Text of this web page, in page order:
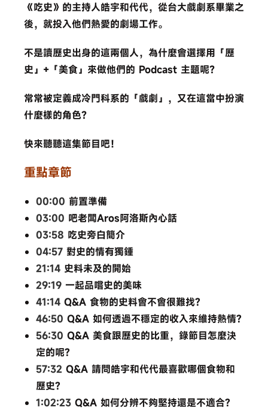
《吃史》的主持人皓宇和代代，從台大戲劇系畢業之
後，就投入他們熱愛的劇場工作。
不是讀歷史出身的這兩個人，為什麼會選擇用「歷
史」+「美食」來做他們的 Podcast 主題呢？
常常被定義成冷門科系的「戲劇」，又在這當中扮演
什麼樣的角色？
快來聽聽這集節目吧！
重點章節
00:00 ​ 前置準備
03:00 ​ 吧老闆Aros阿洛斯內心話
03:58 ​ 吃史旁白簡介
04:57 ​ 對史的情有獨鍾
21:14 ​ 史料未及的開始
29:19 ​ 一起品嚐史的美味
41:14 ​ Q&A 食物的史料會不會很難找?
46:50 ​ Q&A 如何透過不穩定的收入來維持熱情?
56:30 ​ Q&A 美食跟歷史的比重，錄節目怎麼決
定的呢?
57:32 ​ Q&A 請問皓宇和代代最喜歡哪個食物和
歷史?
1:02:23 ​ Q&A 如何分辨不夠堅持還是不適合?